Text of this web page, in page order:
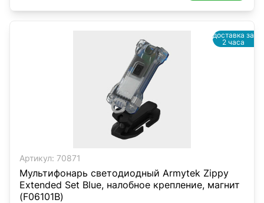
Артикул: 70871
Мультифонарь светодиодный Armytek Zippy
Extended Set Blue, налобное крепление, магнит
(F06101B)
доставка за
2 часа